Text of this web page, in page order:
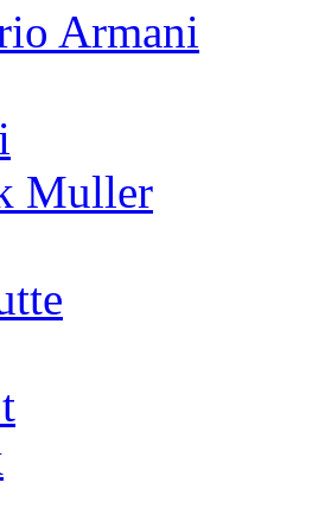
Armani
Muller